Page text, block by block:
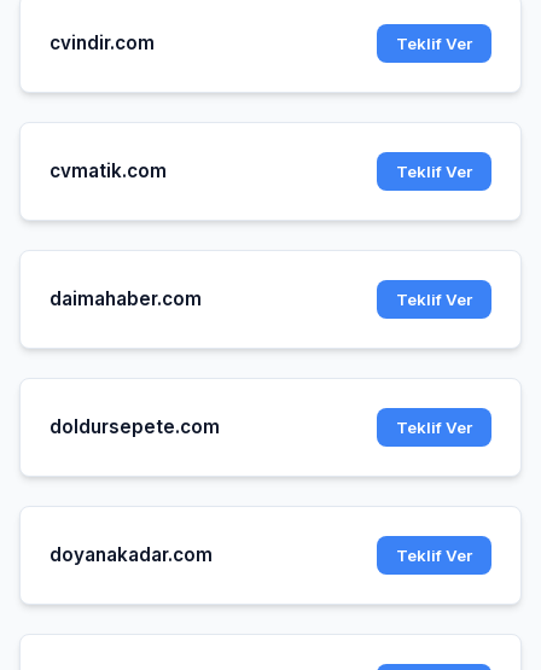
cvindir.com Teklif Ver
cvmatik.com Teklif Ver
daimahaber.com Teklif Ver
doldursepete.com Teklif Ver
doyanakadar.com Teklif Ver